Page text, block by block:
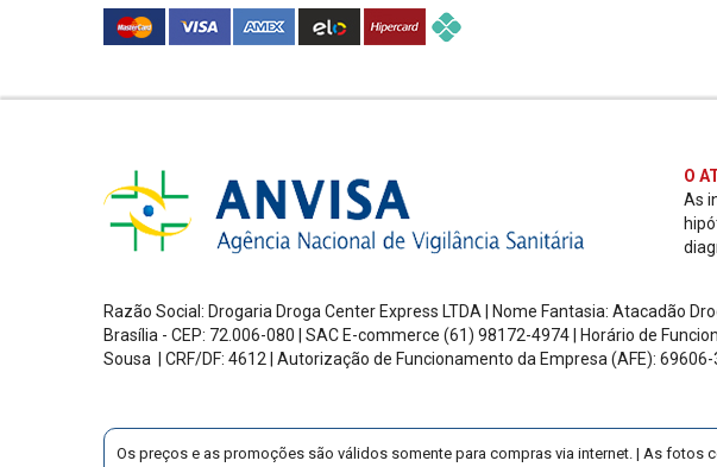
O
As
Razão Social: Drogaria Droga Center Express LTDA | Nome Fantasia: Atacadão
Brasília - CEP: 72.006-080
| SAC E-commerce (61) 98172-4974 | Horário de
Sousa | CRF/DF: 4612 | Autorização de Funcionamento da Empresa (AFE): 69606-
Os preços e as promoções são válidos somente para compras via internet. | As